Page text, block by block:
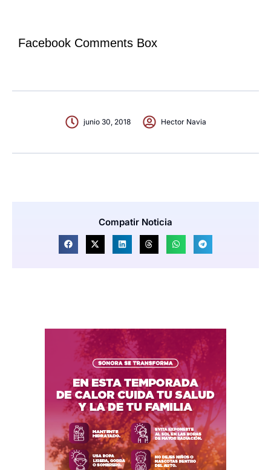
Facebook Comments Box
junio 30, 2018 Hector Navia
Compatir Noticia